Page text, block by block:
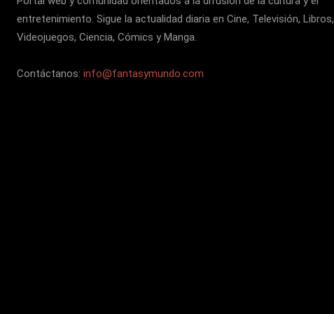
entretenimiento. Sigue la actualidad diaria en Cine, Televisión, Libros,
Videojuegos, Ciencia, Cómics y Manga.
Contáctanos: info@fantasymundo.com